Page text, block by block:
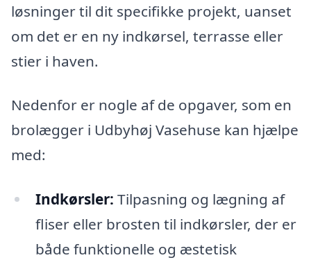
løsninger til dit specifikke projekt, uanset
om det er en ny indkørsel, terrasse eller
stier i haven.
Nedenfor er nogle af de opgaver, som en
brolægger i Udbyhøj Vasehuse kan hjælpe
med:
Indkørsler: Tilpasning og lægning af
fliser eller brosten til indkørsler, der er
både funktionelle og æstetisk